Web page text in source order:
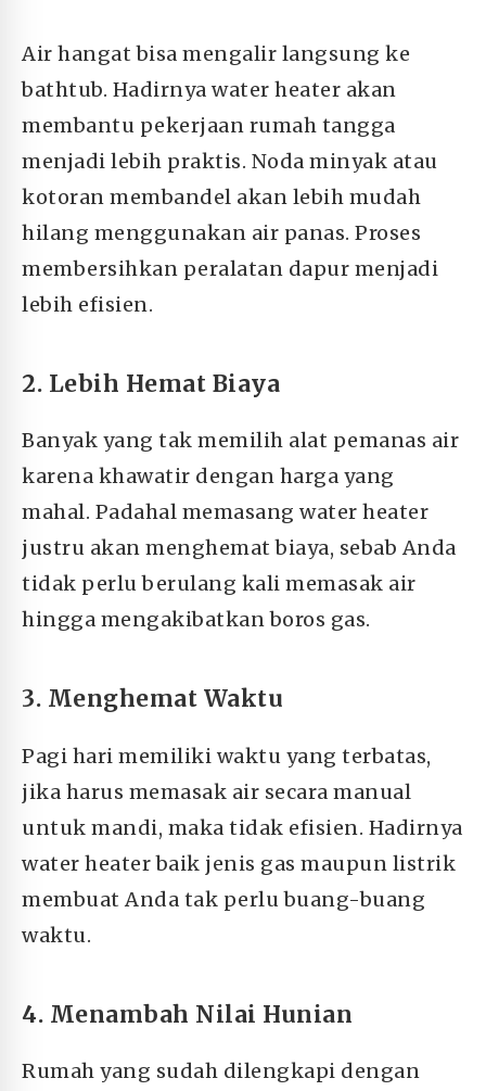
Air hangat bisa mengalir langsung ke
bathtub. Hadirnya water heater akan
membantu pekerjaan rumah tangga
menjadi lebih praktis. Noda minyak atau
kotoran membandel akan lebih mudah
hilang menggunakan air panas. Proses
membersihkan peralatan dapur menjadi
lebih efisien.
2. Lebih Hemat Biaya
Banyak yang tak memilih alat pemanas air
karena khawatir dengan harga yang
mahal. Padahal memasang water heater
justru akan menghemat biaya, sebab Anda
tidak perlu berulang kali memasak air
hingga mengakibatkan boros gas.
3. Menghemat Waktu
Pagi hari memiliki waktu yang terbatas,
jika harus memasak air secara manual
untuk mandi, maka tidak efisien. Hadirnya
water heater baik jenis gas maupun listrik
membuat Anda tak perlu buang-buang
waktu.
4. Menambah Nilai Hunian
Rumah yang sudah dilengkapi dengan